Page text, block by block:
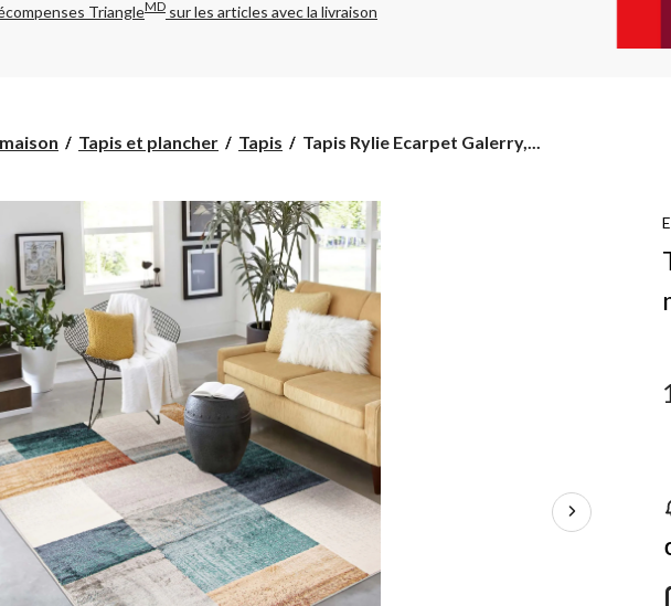
TriangleMD sur les articles avec la livraison
Tapis et plancher Tapis
Tapis
Galerry,
multicolore,
tailles
Tapis Rylie Ecarpet Galerry,...